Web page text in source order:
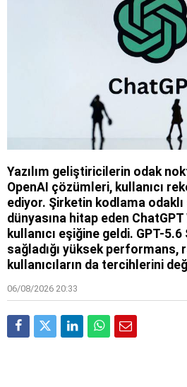
Yazılım geliştiricilerin odak
OpenAI çözümleri, kullanıcı
ediyor. Şirketin kodlama
dünyasına hitap eden
kullanıcı eşiğine geldi. GPT-
sağladığı yüksek
kullanıcıların da tercihlerini
06/08/2026 20:33